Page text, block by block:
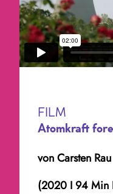
FILM
Atomkraft
von Carsten Rau
(2020 I 94 Min